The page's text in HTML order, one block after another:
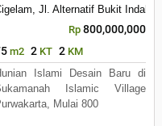
, Desa Cigelam, Kecamatan
Jl. Alternatif Bukit Indah
Rp 800,000,000
m2 2 KT 2 KM
Islami Desain Baru di
Islamic Village
Mulai 800